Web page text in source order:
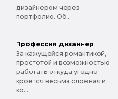
дизайнером через
портфолио. Об...
Профессия дизайнер
За кажущейся романтикой,
простотой и возможностью
работать откуда угодно
кроется весьма сложная и
ко...